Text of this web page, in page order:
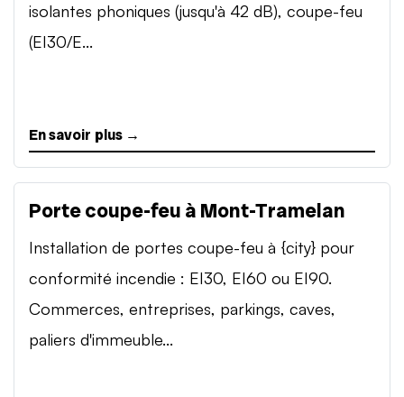
isolantes phoniques (jusqu'à 42 dB), coupe-feu
(EI30/E...
En savoir plus →
Porte coupe-feu à Mont-Tramelan
Installation de portes coupe-feu à {city} pour
conformité incendie : EI30, EI60 ou EI90.
Commerces, entreprises, parkings, caves,
paliers d'immeuble...